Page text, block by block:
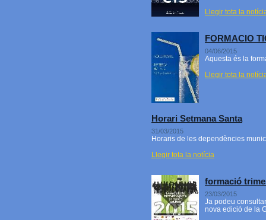
Llegir tota la
FORMACIO
04/06/2015
Aquesta és la
Llegir tota la
Horari Setmana Santa
31/03/2015
Horaris de les dependències
Llegir tota la notícia
formació
23/03/2015
Ja podeu
nova edició de la